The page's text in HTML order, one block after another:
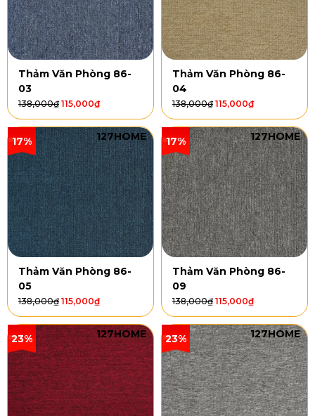
Thảm Văn Phòng 86-
03
138,000₫ 115,000₫
Thảm Văn Phòng 86-
04
138,000₫ 115,000₫
17% 127HOME
Thảm Văn Phòng 86-
05
138,000₫ 115,000₫
17% 127HOME
Thảm Văn Phòng 86-
09
138,000₫ 115,000₫
23% 127HOME 23% 127HOME